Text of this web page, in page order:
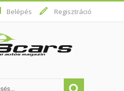
Belépés Regisztráció